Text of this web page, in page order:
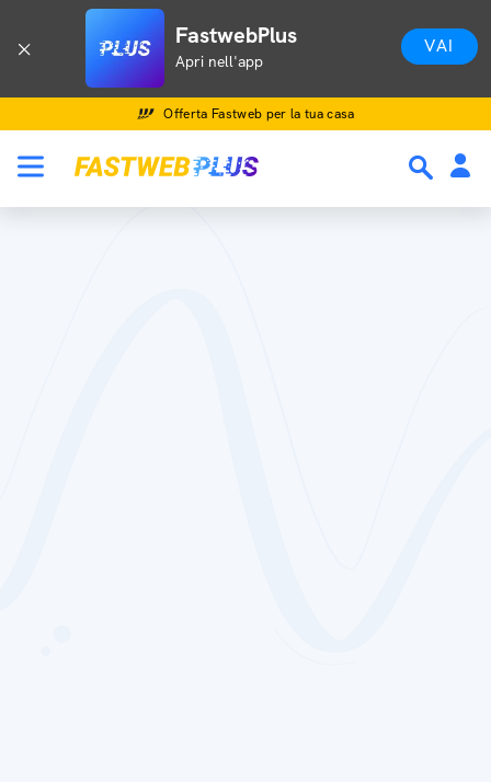
FastwebPlus
Apri nell'app
VAI
Offerta Fastweb per la tua casa